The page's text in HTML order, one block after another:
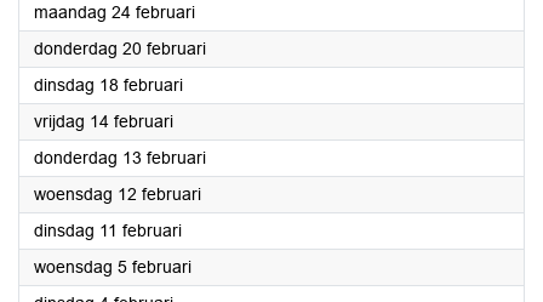
maandag 24 februari2025
donderdag 20 februari2025
dinsdag 18 februari2025
vrijdag 14 februari2025
donderdag 13 februari2025
woensdag 12 februari2025
dinsdag 11 februari2025
woensdag 5 februari2025